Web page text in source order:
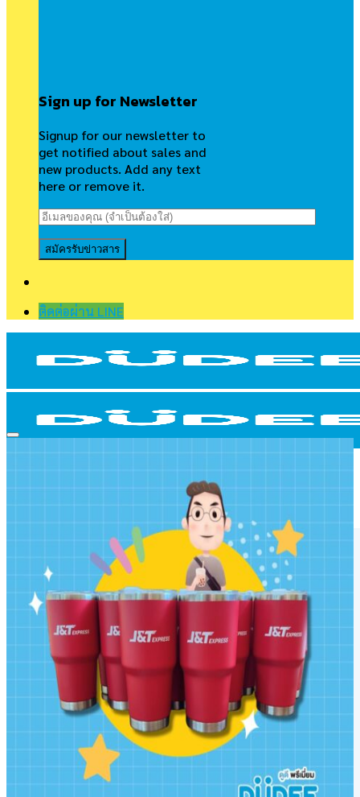
Sign up for Newsletter
Signup for our newsletter to
get notified about sales and
new products. Add any text
here or remove it.
ติดต่อผ่าน LINE
สินค้าแยกหมวด
สินค้าทั้งหมด
สินค้าแนะนำ
ม่านบังแดดรถยนต์
นาฬิกาแขวนผนัง
Fidget Toy
ปากกา เครื่องเขียน
พวงกุญแจ
สายคล้องบัตร
Gadgets
Add to wishlist